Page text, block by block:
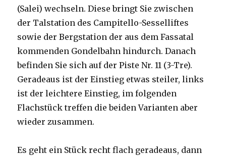
(Salei) wechseln. Diese bringt Sie zwischen
der Talstation des Campitello-Sesselliftes
sowie der Bergstation der aus dem Fassatal
kommenden Gondelbahn hindurch. Danach
befinden Sie sich auf der Piste Nr. 11 (3-Tre).
Geradeaus ist der Einstieg etwas steiler, links
ist der leichtere Einstieg, im folgenden
Flachstück treffen die beiden Varianten aber
wieder zusammen.
Es geht ein Stück recht flach geradeaus, dann